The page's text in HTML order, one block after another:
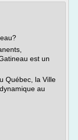
est un
Québec, la Ville
au